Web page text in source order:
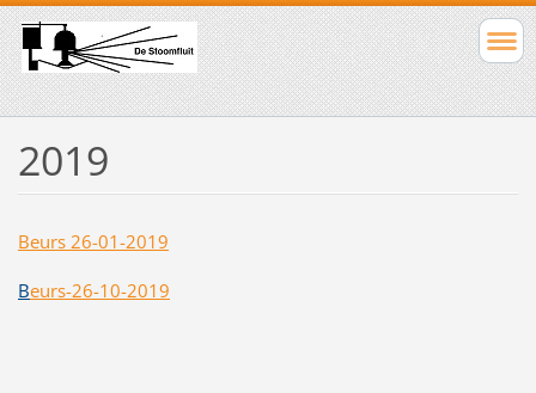
2019
Beurs 26-01-2019
Beurs-26-10-2019